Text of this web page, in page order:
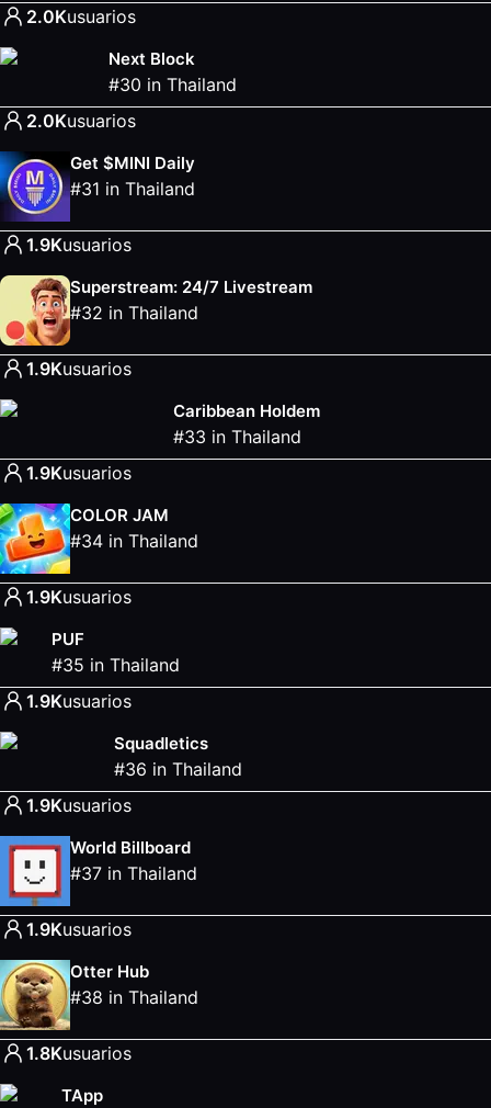
2.0Kusuarios
Next Block
#30 in Thailand
2.0Kusuarios
Get $MINI Daily
#31 in Thailand
1.9Kusuarios
Superstream: 24/7 Livestream
#32 in Thailand
1.9Kusuarios
Caribbean Holdem
#33 in Thailand
1.9Kusuarios
COLOR JAM
#34 in Thailand
1.9Kusuarios
PUF
#35 in Thailand
1.9Kusuarios
Squadletics
#36 in Thailand
1.9Kusuarios
World Billboard
#37 in Thailand
1.9Kusuarios
Otter Hub
#38 in Thailand
1.8Kusuarios
TApp